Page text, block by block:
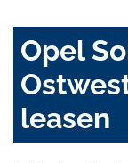
Opel
leasen